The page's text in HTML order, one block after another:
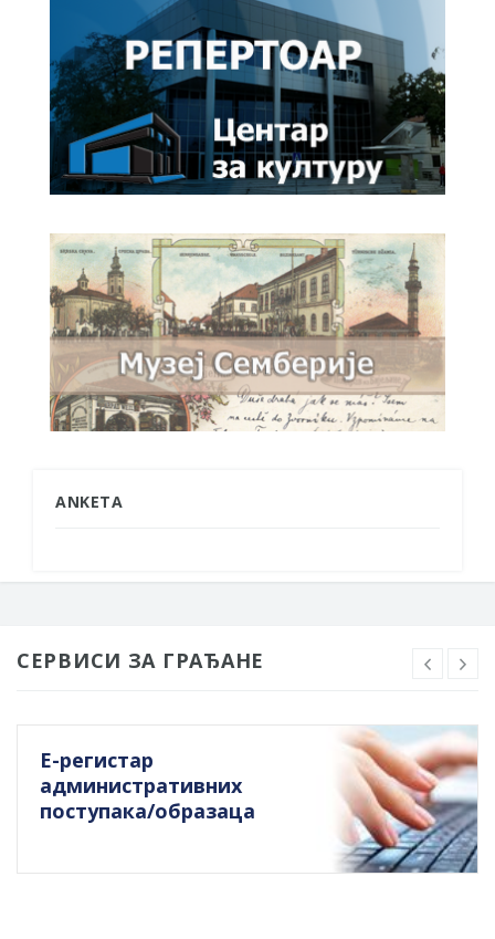
ANKETA
СЕРВИСИ ЗА ГРАЂАНЕ
Е-регистар
административних
поступака/образаца